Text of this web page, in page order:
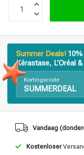
Stylingprodukte
Summer Deals!
Kérastase, L’Oréal
Kortingscode
SUMMERDEAL
Vandaag
Kostenloser